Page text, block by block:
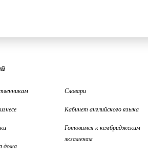
дома
Словари
Кабинет английского языка
Готовимся к кембриджским
экзаменам